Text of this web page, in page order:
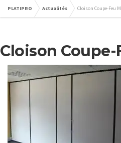
PLATIPRO Actualités Cloison Coupe-Feu
Cloison